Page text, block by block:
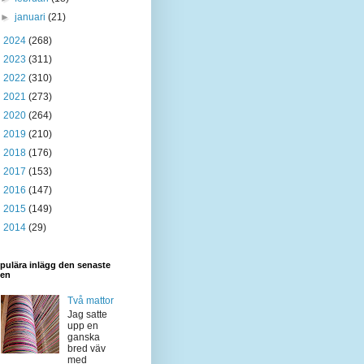
►januari(21)
2024 (268)
2023 (311)
2022 (310)
2021 (273)
2020 (264)
2019 (210)
2018 (176)
2017 (153)
2016 (147)
2015 (149)
2014 (29)
inlägg den senaste
Två mattor
Jag satte
upp en
ganska
bred väv
med